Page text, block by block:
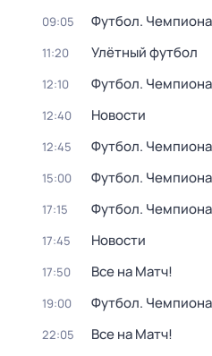
09:05 Футбол.
11:20 Улётный футбол
12:10 Футбол.
12:40 Новости
12:45 Футбол.
15:00 Футбол.
17:15 Футбол.
17:45 Новости
17:50 Все на Матч!
19:00 Футбол.
22:05 Все на Матч!